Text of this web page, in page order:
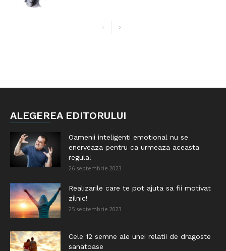
ALEGEREA EDITORULUI
Oamenii inteligenti emotional nu se
enerveaza pentru ca urmeaza aceasta
regula!
26 septembrie 2023
Realizarile care te pot ajuta sa fii motivat
zilnic!
25 septembrie 2023
Cele 12 semne ale unei relatii de dragoste
sanatoase